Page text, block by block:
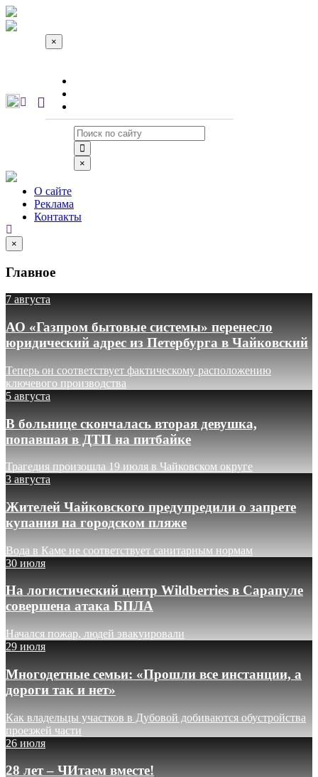
×
×
О сайте
Реклама
Контакты
×
Главное
7 августа
АО «Газпром бытовые системы» перенесло
юридический адрес из Петербурга в Чайковский
Теперь он соответствует фактическому расположению
ключевого производства
5 августа
В больнице скончалась вторая девушка,
попавшая в ДТП на питбайке
Трагедия произошла 19 июля в Чайковском округе
3 августа
Жителей Чайковского предупредили о запрете
купания на городском пляже
Вода в Каме не соответствует санитарным нормам
30 июля
На логистический центр Wildberries в Сарапуле
совершена атака БПЛА
Начался пожар, людей эвакуировали
29 июля
Многодетные семьи: «Прошли все инстанции, а
дороги так и нет»
Как владельцы участков в Дубовой добиваются обустройства
проезжей части
26 июля
28 лет – ЧИтаем вместе!